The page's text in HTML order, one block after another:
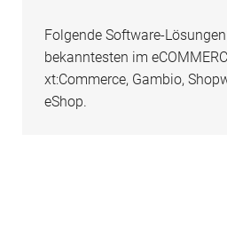
Folgende Software-
bekanntesten im
xt:Commerce, Gambio,
eShop.